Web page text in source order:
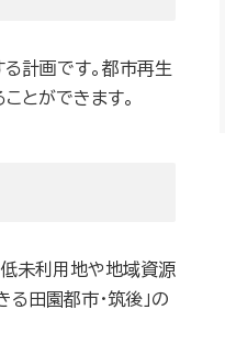
計画です。都市再生
とができます。
未利用地や地域資源
田園都市・筑後」の